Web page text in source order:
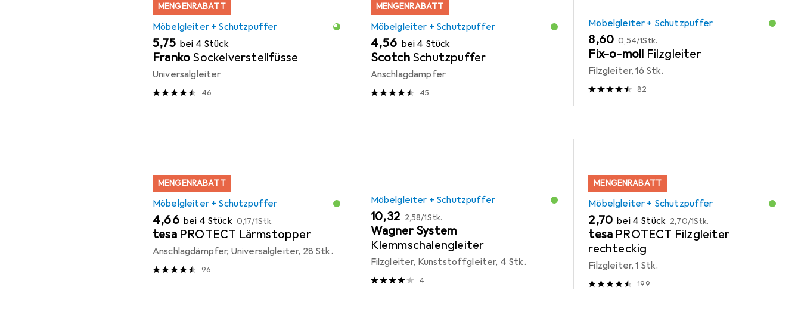
MENGENRABATT
Möbelgleiter + Schutzpuffer
EUR
5,75 bei 4 Stück
Franko Sockelverstellfüsse
Universalgleiter
46
MENGENRABATT
Möbelgleiter + Schutzpuffer
EUR
4,56 bei 4 Stück
Scotch Schutzpuffer
Anschlagdämpfer
45
Möbelgleiter + Schutzpuffer
EUR
8,60 EUR
0,54/1Stk.
Fix-o-moll Filzgleiter
Filzgleiter, 16 Stk.
82
MENGENRABATT
Möbelgleiter + Schutzpuffer
EUR
4,66 bei 4 Stück EUR
0,17/1Stk.
tesa PROTECT Lärmstopper
Anschlagdämpfer, Universalgleiter, 28 Stk.
96
Möbelgleiter + Schutzpuffer
EUR
10,32 EUR
2,58/1Stk.
Wagner System
Klemmschalengleiter
Filzgleiter, Kunststoffgleiter, 4 Stk.
4
MENGENRABATT
Möbelgleiter + Schutzpuffer
EUR
2,70 bei 4 Stück EUR
2,70/1Stk.
tesa PROTECT Filzgleiter
rechteckig
Filzgleiter, 1 Stk.
199